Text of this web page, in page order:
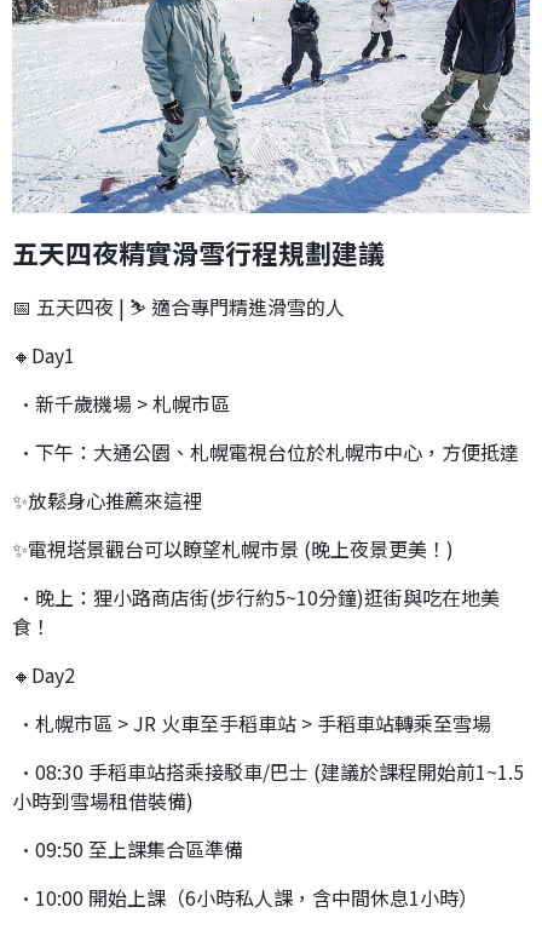
五天四夜精實滑雪行程規劃建議
📅 五天四夜 | ⛷ 適合專門精進滑雪的人
🔸Day1
•新千歲機場 > 札幌市區
•下午：大通公園、札幌電視台位於札幌市中心，方便抵達
✨放鬆身心推薦來這裡
✨電視塔景觀台可以瞭望札幌市景 (晚上夜景更美！)
•晚上：狸小路商店街(步行約5~10分鐘)逛街與吃在地美
食！
🔸Day2
•札幌市區 > JR 火車至手稻車站 > 手稻車站轉乘至雪場
•08:30 手稻車站搭乘接駁車/巴士 (建議於課程開始前1~1.5
小時到雪場租借裝備)
•09:50 至上課集合區準備
•10:00 開始上課（6小時私人課，含中間休息1小時）